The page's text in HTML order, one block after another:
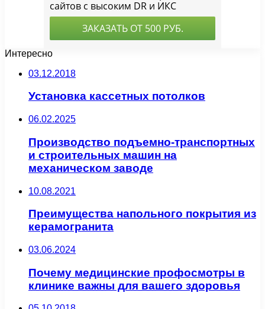
Интересно
03.12.2018
Установка кассетных потолков
06.02.2025
Производство подъемно-транспортных
и строительных машин на
механическом заводе
10.08.2021
Преимущества напольного покрытия из
керамогранита
03.06.2024
Почему медицинские профосмотры в
клинике важны для вашего здоровья